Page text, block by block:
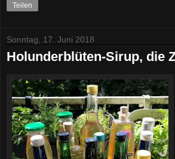
Teilen
Sonntag, 17. Juni 2018
Holunderblüten-Sirup, die